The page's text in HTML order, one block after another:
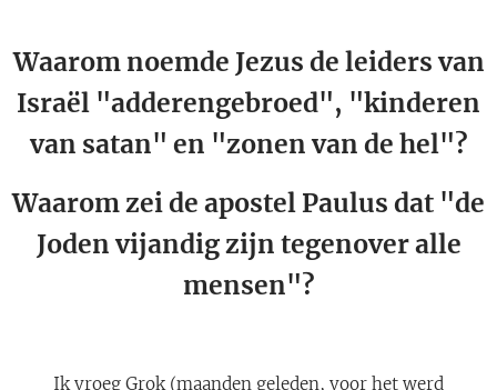
Waarom noemde Jezus de leiders van
Israël "adderengebroed", "kinderen
van satan" en "zonen van de hel"?
Waarom zei de apostel Paulus dat "de
Joden vijandig zijn tegenover alle
mensen"?
Ik vroeg Grok (maanden geleden, voor het werd